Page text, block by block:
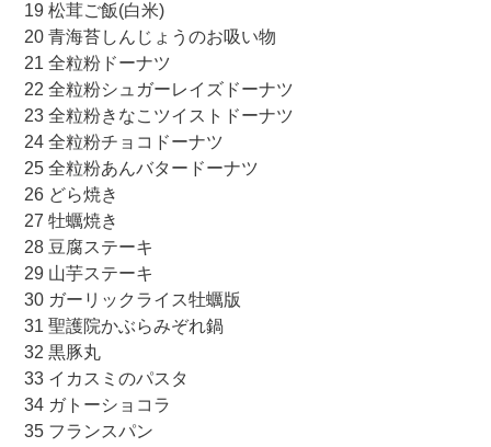
19 松茸ご飯(白米)
20 青海苔しんじょうのお吸い物
21 全粒粉ドーナツ
22 全粒粉シュガーレイズドーナツ
23 全粒粉きなこツイストドーナツ
24 全粒粉チョコドーナツ
25 全粒粉あんバタードーナツ
26 どら焼き
27 牡蠣焼き
28 豆腐ステーキ
29 山芋ステーキ
30 ガーリックライス牡蠣版
31 聖護院かぶらみぞれ鍋
32 黒豚丸
33 イカスミのパスタ
34 ガトーショコラ
35 フランスパン